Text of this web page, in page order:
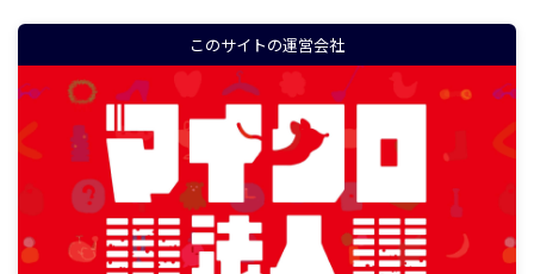
このサイトの運営会社